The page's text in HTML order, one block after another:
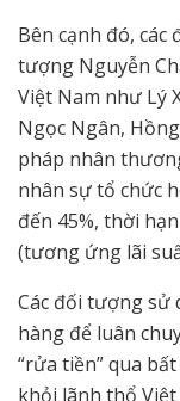
Bên cạnh đó,
tượng Nguyễn
Việt Nam như Lý
Ngọc Ngân,
pháp nhân
nhân sự tổ chức
đến 45%, thời
(tương ứng lãi
Các đối tượng sử
hàng để luân
“rửa tiền” qua
khỏi lãnh thổ Việt